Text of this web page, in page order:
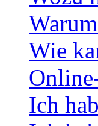
Wie
Ich